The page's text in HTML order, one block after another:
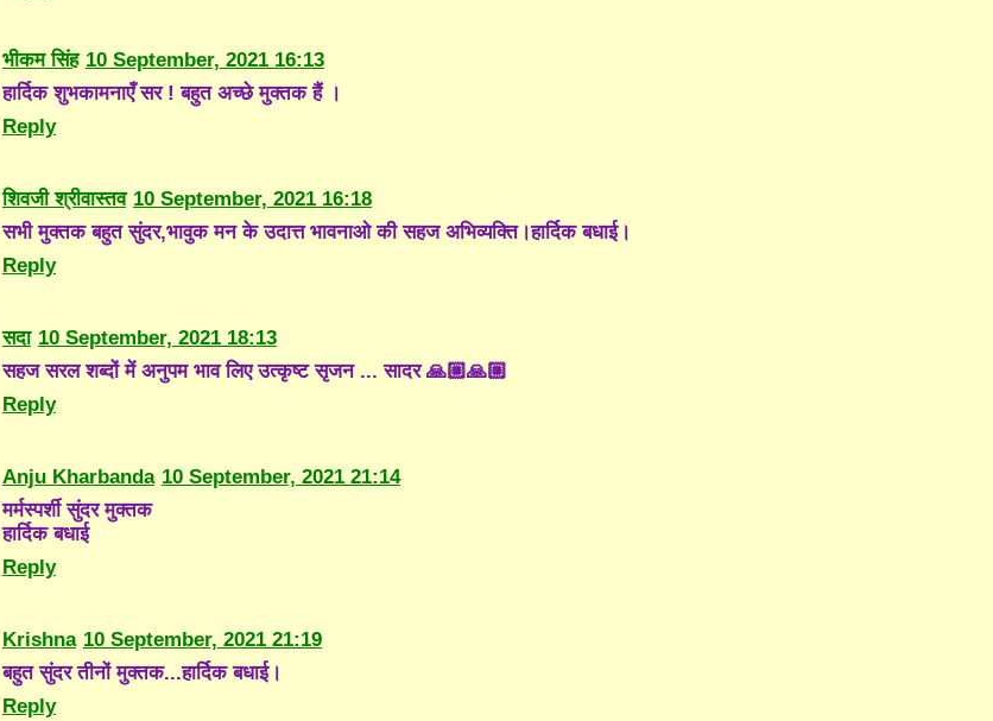
भीकम सिंह 10 September, 2021 16:13
हार्दिक शुभकामनाएँ सर ! बहुत अच्छे मुक्तक हैं ।
Reply
शिवजी श्रीवास्तव 10 September, 2021 16:18
सभी मुक्तक बहुत सुंदर,भावुक मन के उदात्त भावनाओ की सहज अभिव्यक्ति।हार्दिक बधाई।
Reply
सदा 10 September, 2021 18:13
सहज सरल शब्दों में अनुपम भाव लिए उत्कृष्ट सृजन ... सादर 🙏🏼🙏🏼
Reply
Anju Kharbanda 10 September, 2021 21:14
मर्मस्पर्शी सुंदर मुक्तक
हार्दिक बधाई
Reply
Krishna 10 September, 2021 21:19
बहुत सुंदर तीनों मुक्तक...हार्दिक बधाई।
Reply